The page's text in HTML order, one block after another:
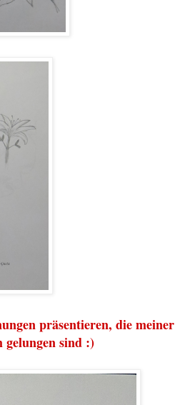
präsentieren, die meiner
sind :)